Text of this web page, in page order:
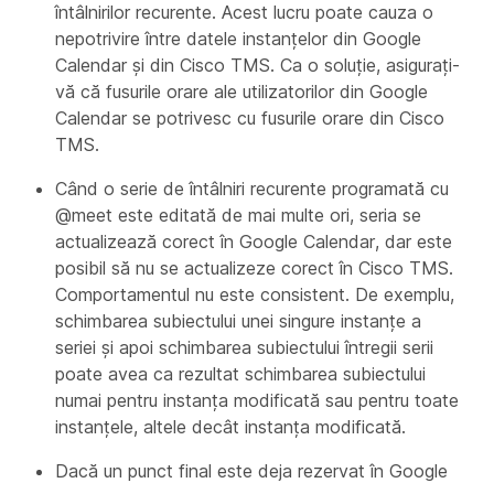
întâlnirilor recurente. Acest lucru poate cauza o
nepotrivire între datele instanțelor din Google
Calendar și din Cisco TMS. Ca o soluție, asigurați-
vă că fusurile orare ale utilizatorilor din Google
Calendar se potrivesc cu fusurile orare din Cisco
TMS.
Când o serie de întâlniri recurente programată cu
@meet este editată de mai multe ori, seria se
actualizează corect în Google Calendar, dar este
posibil să nu se actualizeze corect în Cisco TMS.
Comportamentul nu este consistent. De exemplu,
schimbarea subiectului unei singure instanțe a
seriei și apoi schimbarea subiectului întregii serii
poate avea ca rezultat schimbarea subiectului
numai pentru instanța modificată sau pentru toate
instanțele, altele decât instanța modificată.
Dacă un punct final este deja rezervat în Google